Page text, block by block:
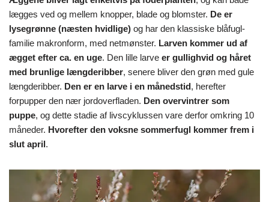
lægges ved og mellem knopper, blade og blomster. De er
lysegrønne (næsten hvidlige) og har den klassiske blåfugl-
familie makronform, med netmønster. Larven kommer ud af
ægget efter ca. en uge. Den lille larve er gullighvid og håret
med brunlige længderibber, senere bliver den grøn med gule
længderibber. Den er en larve i en månedstid, herefter
forpupper den nær jordoverfladen. Den overvintrer som
puppe, og dette stadie af livscyklussen vare derfor omkring 10
måneder. Hvorefter den voksne sommerfugl kommer frem i
slut april.